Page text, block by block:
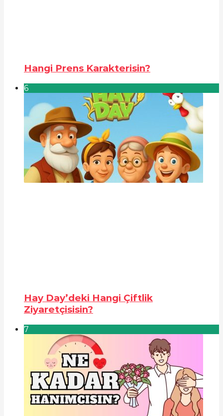
Hangi Prens Karakterisin?
6
Hay Day’deki Hangi Çiftlik
Ziyaretçisisin?
7